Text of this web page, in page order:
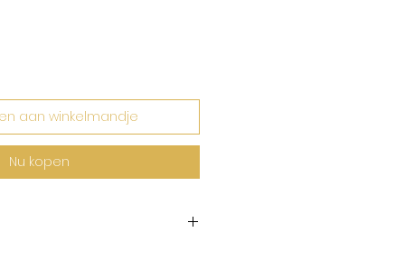
aan winkelmandje
Nu kopen